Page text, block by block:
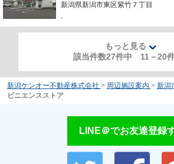
新潟県新潟市東区紫竹７丁目
-
もっと見る
該当件数27件中 11 －20
新潟ケンオー不動産株式会社 > 周辺施設案内 > 新潟
ビニエンスストア
LINE＠でお友達登録